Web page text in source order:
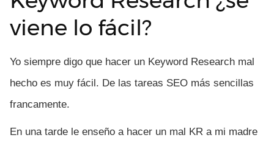
viene lo fácil?
Yo siempre digo que hacer un Keyword Research mal
hecho es muy fácil. De las tareas SEO más sencillas
francamente.
En una tarde le enseño a hacer un mal KR a mi madre